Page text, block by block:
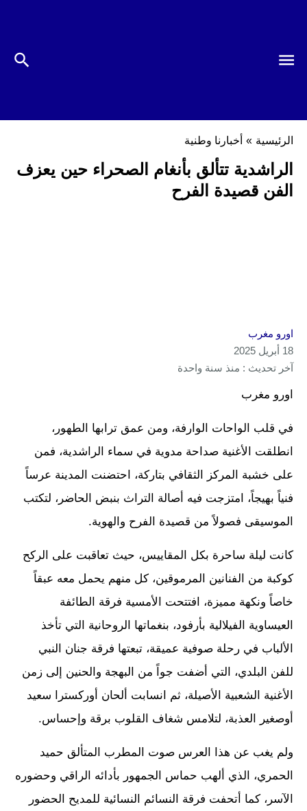
الرئيسية » أخبارنا وطنية
الراشدية تتألق بأنغام الصحراء حين يعزف
الفن قصيدة الفرح
اورو مغرب
18 أبريل 2025
آخر تحديث : منذ سنة واحدة
اورو مغرب
في قلب الواحات الوارفة، ومن عمق ترابها الطهور،
انطلقت الأغنية صداحة مدوية في سماء الراشدية، فمن
على خشبة المركز الثقافي بتاركة، احتضنت المدينة عرساً
فنياً بهيجاً، امتزجت فيه أصالة التراث بنبض الحاضر، لتكتب
الموسيقى فصولاً من قصيدة الفرح والهوية.
كانت ليلة ساحرة بكل المقاييس، حيث تعاقبت على الركح
كوكبة من الفنانين المرموقين، كل منهم يحمل معه عبقاً
خاصاً ونكهة مميزة، افتتحت الأمسية فرقة الطائفة
العيساوية الفيلالية بأرفود، بنغماتها الروحانية التي تأخذ
الألباب في رحلة صوفية عميقة، تبعتها فرقة جنان النبي
للفن البلدي، التي أضفت جواً من البهجة والحنين إلى زمن
الأغنية الشعبية الأصيلة، ثم انسابت ألحان أوركسترا سعيد
أوصغير العذبة، لتلامس شغاف القلوب برقة وإحساس.
ولم يغب عن هذا العرس صوت المطرب المتألق حميد
الحمري، الذي ألهب حماس الجمهور بأدائه الراقي وحضوره
الآسر، كما أتحفت فرقة النسائم النسائية للمديح الحضور